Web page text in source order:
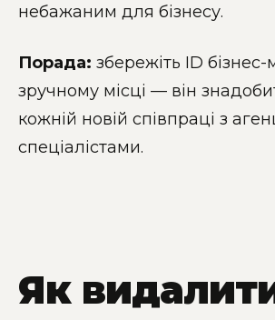
небажаним для бізнесу.
Порада: збережіть ID
зручному місці — він
кожній новій співпраці з
спеціалістами.
Як